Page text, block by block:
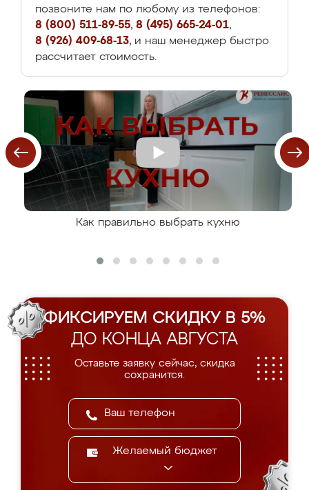
позвоните нам по любому из телефонов:
8 (800) 511-89-55, 8 (495) 665-24-01,
8 (926) 409-68-13, и наш менеджер быстро
рассчитает стоимость.
Как правильно выбрать кухню
ФИКСИРУЕМ СКИДКУ В 5%
ДО КОНЦА АВГУСТА
Оставьте заявку сейчас, скидка
сохранится.
Желаемый бюджет